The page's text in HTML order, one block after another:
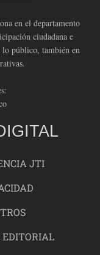
en el departamento
ciudadana e
público, también en
JTI